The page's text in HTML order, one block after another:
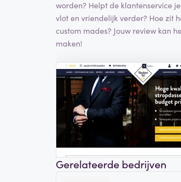
worden? Helpt de klantenservice
vlot en vriendelijk verder? Hoe zit
custom mades? Jouw review kan
maken!
Gerelateerde bedrijven